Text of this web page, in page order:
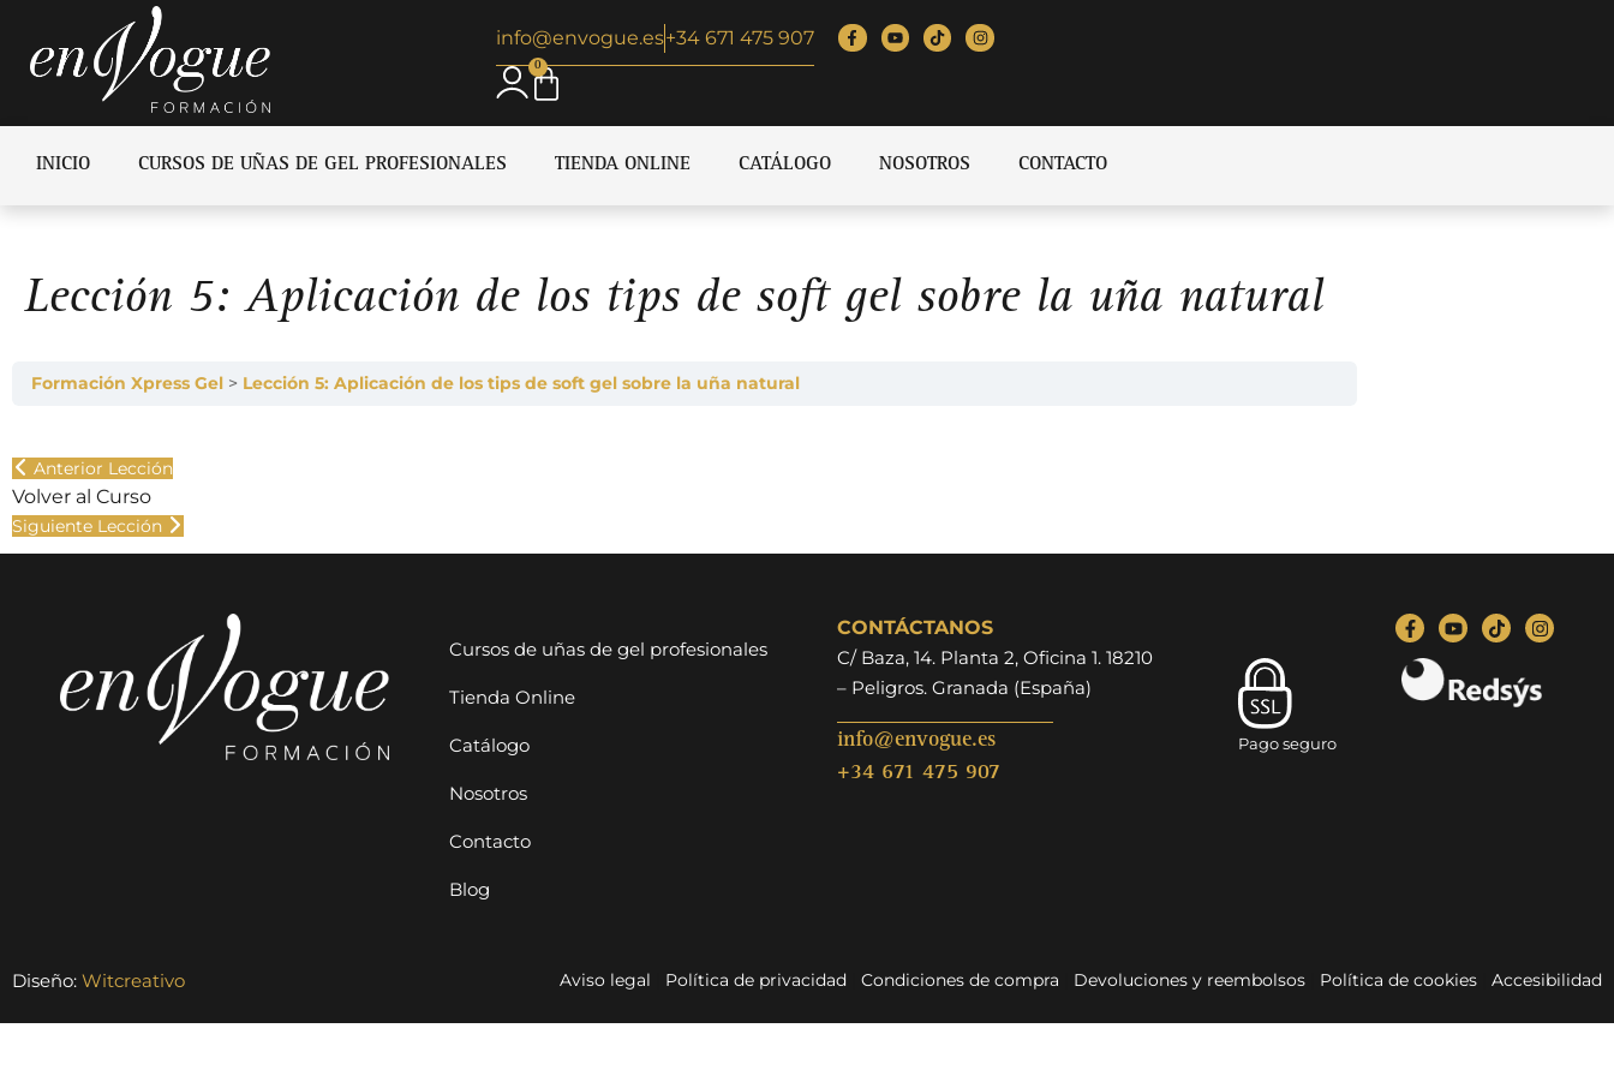
info@envogue.es+34 671 475 907
0
INICIO CURSOS DE UÑAS DE GEL PROFESIONALES TIENDA ONLINE CATÁLOGO NOSOTROS CONTACTO
Lección 5: Aplicación de los tips de soft gel sobre la uña natural
Formación Xpress Gel Lección 5: Aplicación de los tips de soft gel sobre la uña natural
Anterior Lección
Volver al Curso
Siguiente Lección
Cursos de uñas de gel profesionales
Tienda Online
Catálogo
Nosotros
Contacto
Blog
CONTÁCTANOS
C/ Baza, 14. Planta 2, Oficina 1. 18210
– Peligros. Granada (España)
info@envogue.es
+34 671 475 907
Pago seguro
Diseño: Witcreativo Aviso legal Política de privacidad Condiciones de compra Devoluciones y reembolsos Política de cookies Accesibilidad